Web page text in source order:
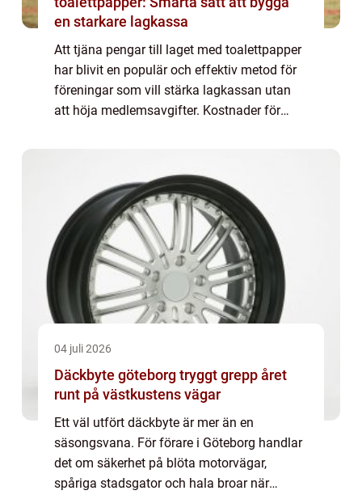
en starkare lagkassa
Att tjäna pengar till laget med toalettpapper
har blivit en populär och effektiv metod för
föreningar som vill stärka lagkassan utan
att höja medlemsavgifter. Kostnader för
04 juli 2026
Däckbyte göteborg tryggt grepp året
runt på västkustens vägar
Ett väl utfört däckbyte är mer än en
säsongsvana. För förare i Göteborg handlar
det om säkerhet på blöta motorvägar,
spåriga stadsgator och hala broar när